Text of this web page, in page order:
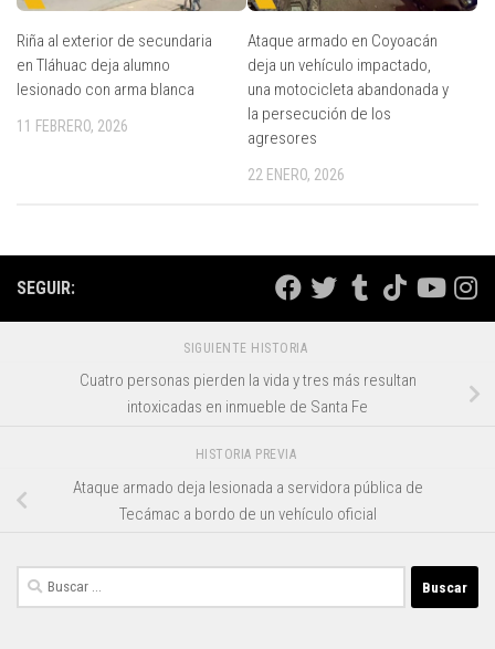
Riña al exterior de secundaria
en Tláhuac deja alumno
lesionado con arma blanca
11 FEBRERO, 2026
Ataque armado en Coyoacán
deja un vehículo impactado,
una motocicleta abandonada y
la persecución de los
agresores
22 ENERO, 2026
SEGUIR:
SIGUIENTE HISTORIA
Cuatro personas pierden la vida y tres más resultan
intoxicadas en inmueble de Santa Fe
HISTORIA PREVIA
Ataque armado deja lesionada a servidora pública de
Tecámac a bordo de un vehículo oficial
Buscar: